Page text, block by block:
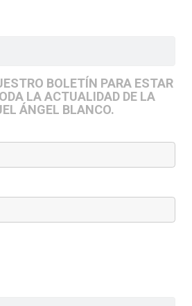
BOLETÍN PARA ESTAR
LA ACTUALIDAD DE LA
ÁNGEL BLANCO.